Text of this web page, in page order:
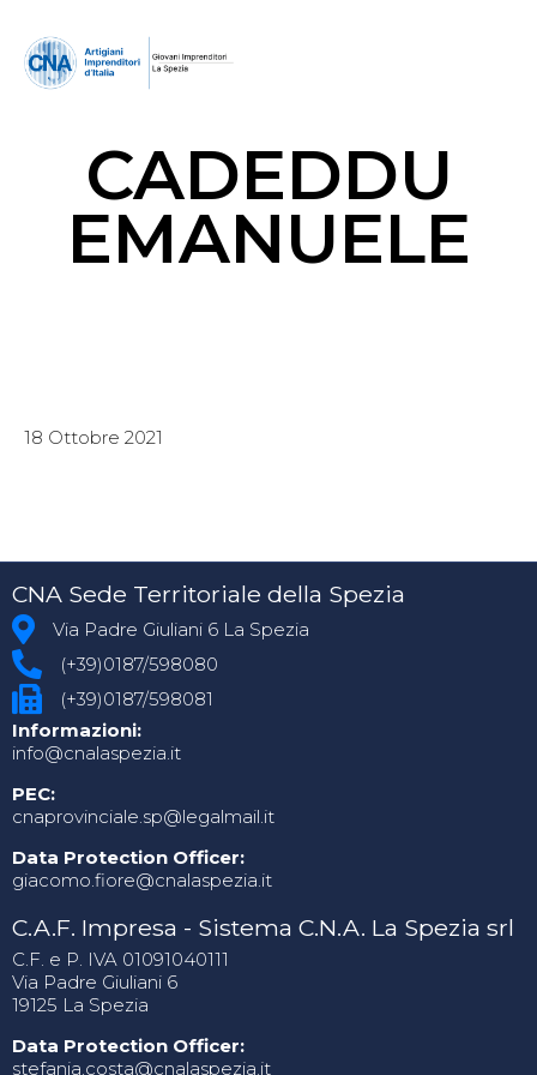
CADEDDU
EMANUELE
18 Ottobre 2021
CNA Sede Territoriale della Spezia
Via Padre Giuliani 6 La Spezia
(+39)0187/598080
(+39)0187/598081
Informazioni:
info@cnalaspezia.it
PEC:
cnaprovinciale.sp@legalmail.it
Data Protection Officer:
giacomo.fiore@cnalaspezia.it
C.A.F. Impresa - Sistema C.N.A. La Spezia srl
C.F. e P. IVA 01091040111
Via Padre Giuliani 6
19125 La Spezia
Data Protection Officer:
stefania.costa@cnalaspezia.it